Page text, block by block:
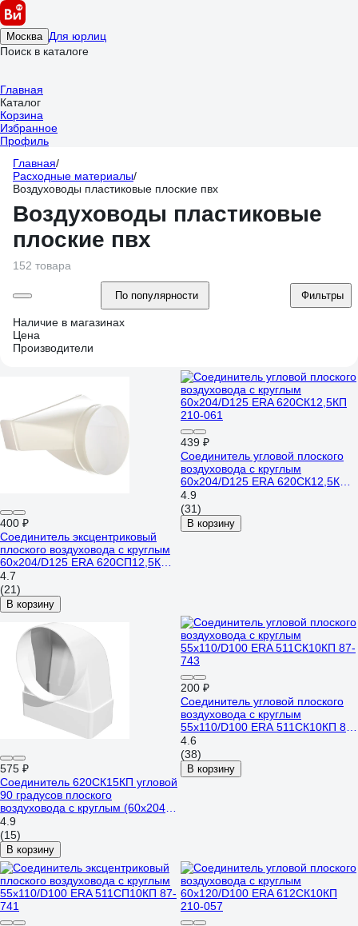
Москва Для юрлиц
Поиск в каталоге
Главная
Каталог
Корзина
Избранное
Профиль
Главная/
Расходные материалы/
Воздуховоды пластиковые плоские пвх
Воздуховоды пластиковые
плоские пвх
152 товара
По популярности Фильтры
Наличие в магазинах
Цена
Производители
400 ₽
Соединитель эксцентриковый
плоского воздуховода с круглым
60х204/D125 ERA 620СП12,5КП
210-045
4.7
(21)
В корзину
439 ₽
Соединитель угловой плоского
воздуховода с круглым
60х204/D125 ERA 620СК12,5КП
210-061
4.9
(31)
В корзину
575 ₽
Соединитель 620СК15КП угловой
90 градусов плоского
воздуховода с круглым (60x204
мм; 150 мм; пластик) ERA 90-
06850
4.9
(15)
В корзину
200 ₽
Соединитель угловой плоского
воздуховода с круглым
55х110/D100 ERA 511СК10КП 87-
743
4.6
(38)
В корзину